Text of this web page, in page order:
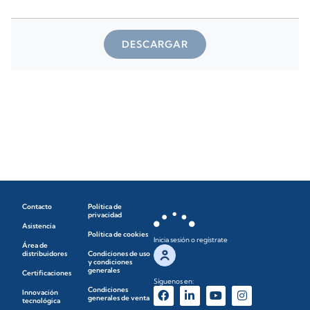
DESCARGAR
Contacto
Asistencia
Área de
distribuidores
Certificaciones
Innovación
tecnológica
Política de
privacidad
Política de cookies
Condiciones de uso
y condiciones
generales
Condiciones
generales de venta
Inicia sesión o regístrate
Síguenos en: